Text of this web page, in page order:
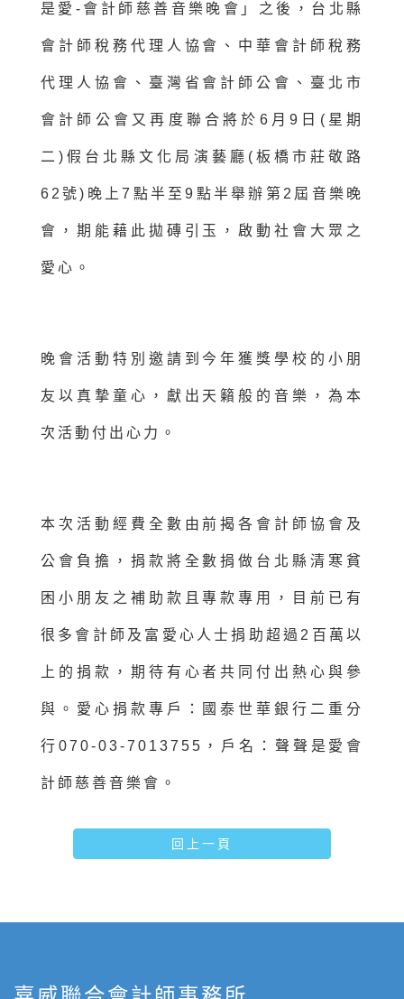
是愛-會計師慈善音樂晚會」之後，台北縣
會計師稅務代理人協會、中華會計師稅務
代理人協會、臺灣省會計師公會、臺北市
會計師公會又再度聯合將於6月9日(星期
二)假台北縣文化局演藝廳(板橋市莊敬路
62號)晚上7點半至9點半舉辦第2屆音樂晚
會，期能藉此拋磚引玉，啟動社會大眾之
愛心。
晚會活動特別邀請到今年獲獎學校的小朋
友以真摯童心，獻出天籟般的音樂，為本
次活動付出心力。
本次活動經費全數由前揭各會計師協會及
公會負擔，捐款將全數捐做台北縣清寒貧
困小朋友之補助款且專款專用，目前已有
很多會計師及富愛心人士捐助超過2百萬以
上的捐款，期待有心者共同付出熱心與參
與。愛心捐款專戶：國泰世華銀行二重分
行070-03-7013755，戶名：聲聲是愛會
計師慈善音樂會。
回上一頁